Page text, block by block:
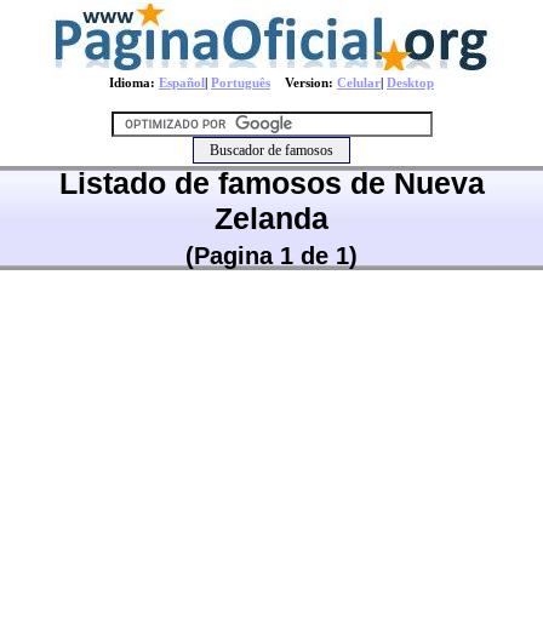
Idioma: Español| Português Version: Celular| Desktop
Listado de famosos de Nueva
Zelanda
(Pagina 1 de 1)